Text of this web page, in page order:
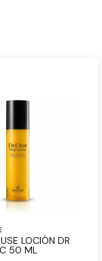
LOCIÓN DR
50 ML